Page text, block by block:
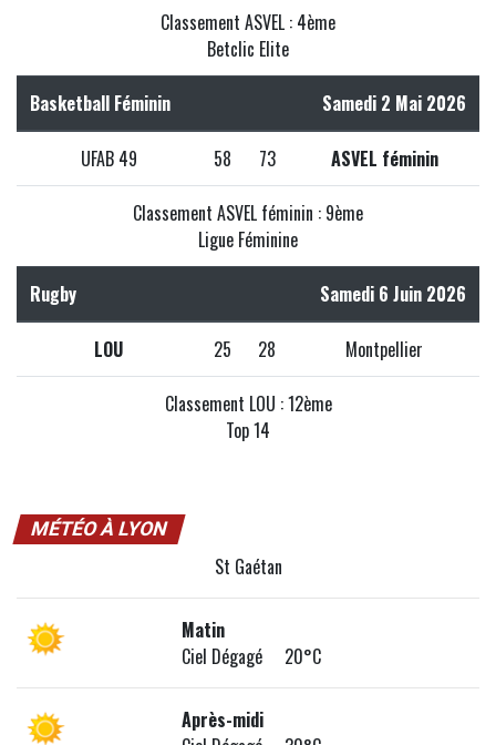
Classement ASVEL : 4ème
Betclic Elite
Basketball Féminin Samedi 2 Mai 2026
UFAB 49 58 73 ASVEL féminin
Classement ASVEL féminin : 9ème
Ligue Féminine
Rugby Samedi 6 Juin 2026
LOU 25 28 Montpellier
Classement LOU : 12ème
Top 14
MÉTÉO À LYON
St Gaétan
Matin
Ciel Dégagé 20°C
Après-midi